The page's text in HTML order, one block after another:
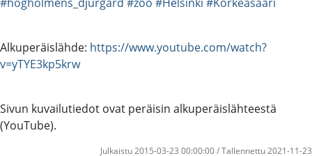
Alkuperäislähde: https://www.youtube.com/watch?
v=yTYE3kp5krw
Sivun kuvailutiedot ovat peräisin alkuperäislähteestä
(YouTube).
Julkaistu 2015-03-23 00:00:00 / Tallennettu 2021-11-23